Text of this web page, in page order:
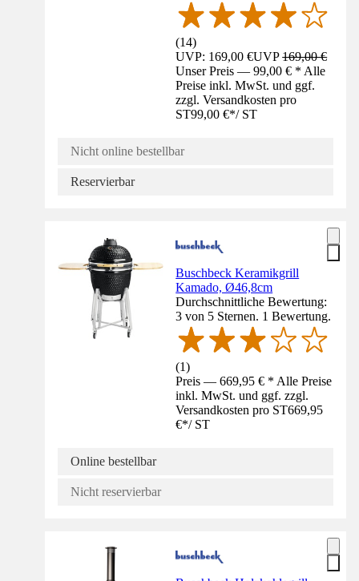
(14)
UVP: 169,00 €UVP169,00 €
Unser Preis — 99,00 € * Alle
Preise inkl. MwSt. und ggf.
zzgl. Versandkosten pro
ST99,00 €*/ ST
Nicht online bestellbar
Reservierbar
Buschbeck Keramikgrill
Kamado, Ø46,8cm
Durchschnittliche Bewertung:
3 von 5 Sternen. 1 Bewertung.
(1)
Preis — 669,95 € * Alle Preise
inkl. MwSt. und ggf. zzgl.
Versandkosten pro ST669,95
€*/ ST
Online bestellbar
Nicht reservierbar